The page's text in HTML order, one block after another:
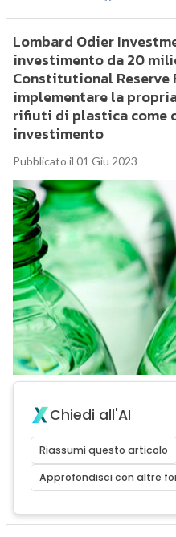
Lombard Odier
investimento da 20
Constitutional Reserve
implementare la
rifiuti di plastica come
investimento
Pubblicato il 01 Giu 2023
Chiedi all'AI
Riassumi questo articolo
Approfondisci con altre